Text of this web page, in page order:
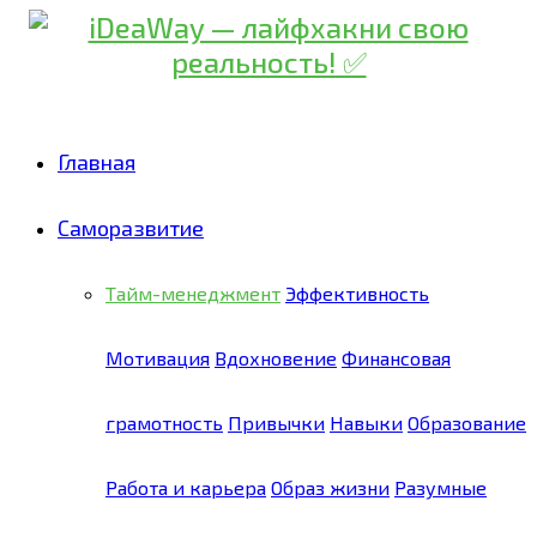
Главная
Саморазвитие
Тайм-менеджмент Эффективность
Мотивация Вдохновение Финансовая
грамотность Привычки Навыки Образование
Работа и карьера Образ жизни Разумные